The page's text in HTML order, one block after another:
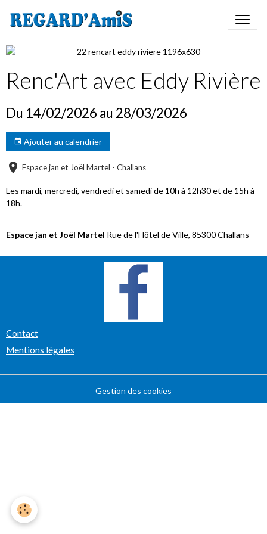
Renc'Art avec Eddy Rivière
Du 14/02/2026 au 28/03/2026
Ajouter au calendrier
Espace jan et Joël Martel - Challans
Les mardi, mercredi, vendredi et samedi de 10h à 12h30 et de 15h à
18h.
Espace jan et Joël Martel Rue de l'Hôtel de Ville, 85300 Challans
Contact
Mentions légales
Gestion des cookies